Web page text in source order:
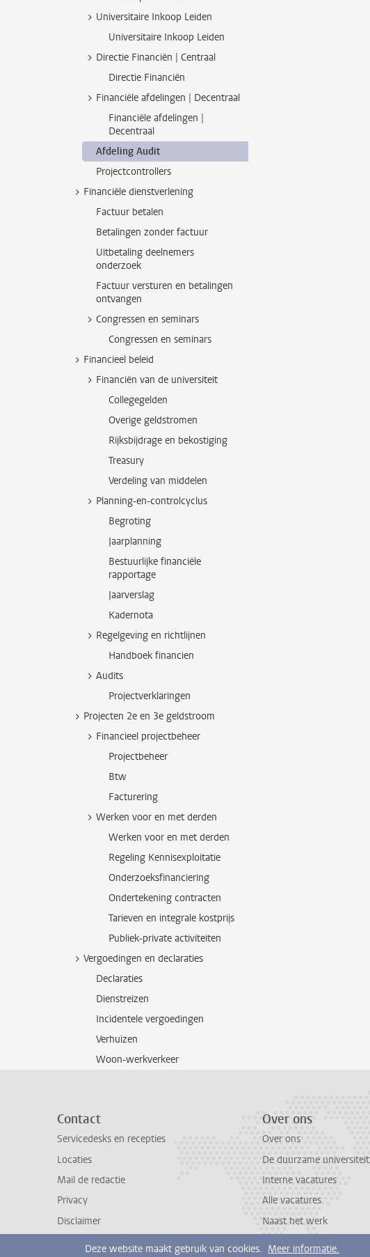
Universitaire Inkoop Leiden
Universitaire Inkoop Leiden
Directie Financiën | Centraal
Directie Financiën
Financiële afdelingen | Decentraal
Financiële afdelingen |
Decentraal
Afdeling Audit
Projectcontrollers
Financiële dienstverlening
Factuur betalen
Betalingen zonder factuur
Uitbetaling deelnemers
onderzoek
Factuur versturen en betalingen
ontvangen
Congressen en seminars
Congressen en seminars
Financieel beleid
Financiën van de universiteit
Collegegelden
Overige geldstromen
Rijksbijdrage en bekostiging
Treasury
Verdeling van middelen
Planning-en-controlcyclus
Begroting
Jaarplanning
Bestuurlijke financiële
rapportage
Jaarverslag
Kadernota
Regelgeving en richtlijnen
Handboek financien
Audits
Projectverklaringen
Projecten 2e en 3e geldstroom
Financieel projectbeheer
Projectbeheer
Btw
Facturering
Werken voor en met derden
Werken voor en met derden
Regeling Kennisexploitatie
Onderzoeksfinanciering
Ondertekening contracten
Tarieven en integrale kostprijs
Publiek-private activiteiten
Vergoedingen en declaraties
Declaraties
Dienstreizen
Incidentele vergoedingen
Verhuizen
Woon-werkverkeer
Contact
Servicedesks en recepties
Locaties
Mail de redactie
Privacy
Disclaimer
Over ons
Over ons
De duurzame universiteit
Interne vacatures
Alle vacatures
Naast het werk
Deze website maakt gebruik van cookies. Meer informatie.